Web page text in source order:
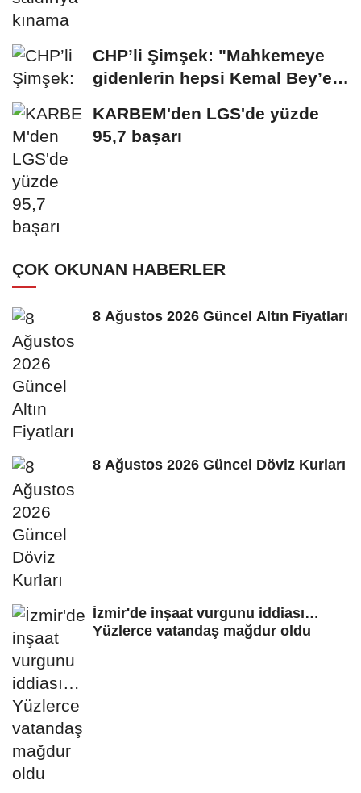
CHP’li Şimşek: "Mahkemeye
gidenlerin hepsi Kemal Bey’e
KARBEM'den LGS'de yüzde
95,7 başarı
ÇOK OKUNAN HABERLER
8 Ağustos 2026 Güncel Altın Fiyatları
8 Ağustos 2026 Güncel Döviz Kurları
İzmir'de inşaat vurgunu iddiası…
Yüzlerce vatandaş mağdur oldu